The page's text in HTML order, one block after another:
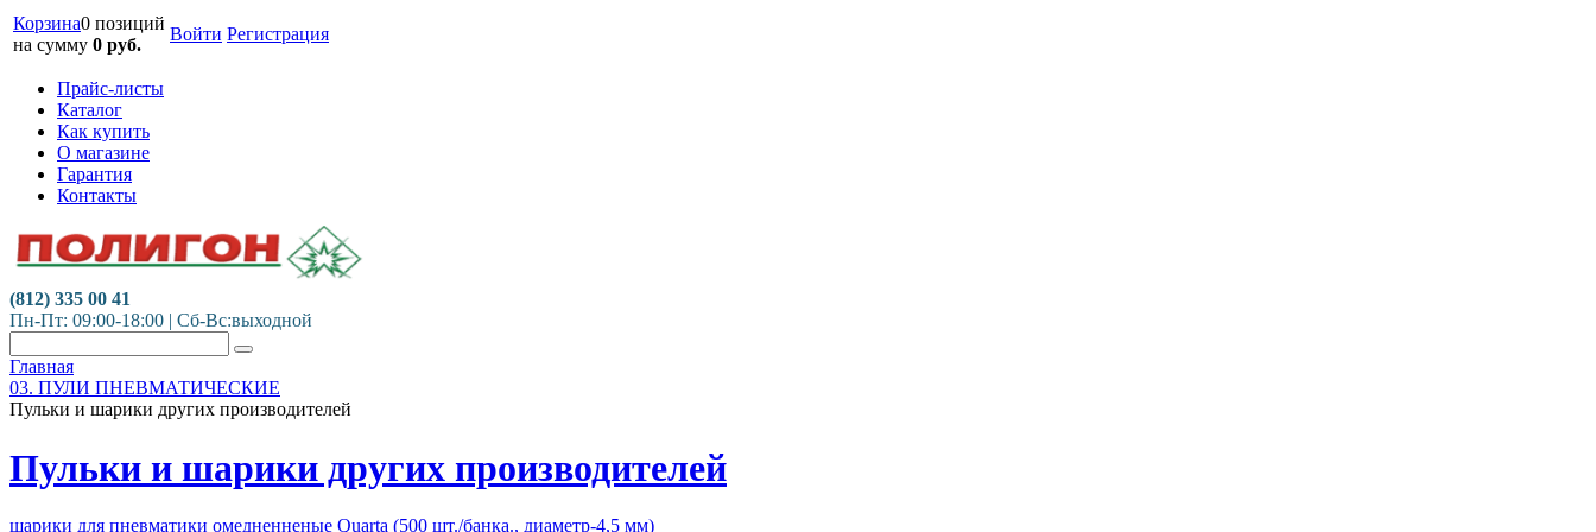
Корзина0 позиций
на сумму 0 руб.
Войти Регистрация
Прайс-листы
Каталог
Как купить
О магазине
Гарантия
Контакты
(812) 335 00 41
Пн-Пт: 09:00-18:00 | Сб-Вс:выходной
Главная
03. ПУЛИ ПНЕВМАТИЧЕСКИЕ
Пульки и шарики других производителей
Пульки и шарики других производителей
шарики для пневматики омедненненые Quarta (500 шт./банка., диаметр-4,5 мм)